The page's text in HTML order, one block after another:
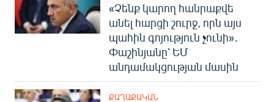
«Չենք կարող հանրաքվե
անել հարցի շուրջ, որն այս
պահին գոյություն չունի»․
Փաշինյանը՝ ԵՄ
անդամակցության մասին
ՔԱՂԱՔԱԿԱՆ